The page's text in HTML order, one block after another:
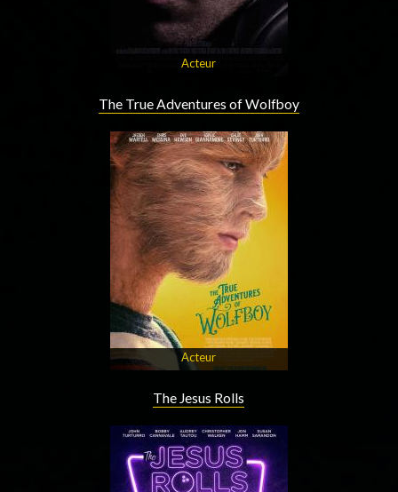
Acteur
The True Adventures of Wolfboy
Acteur
The Jesus Rolls